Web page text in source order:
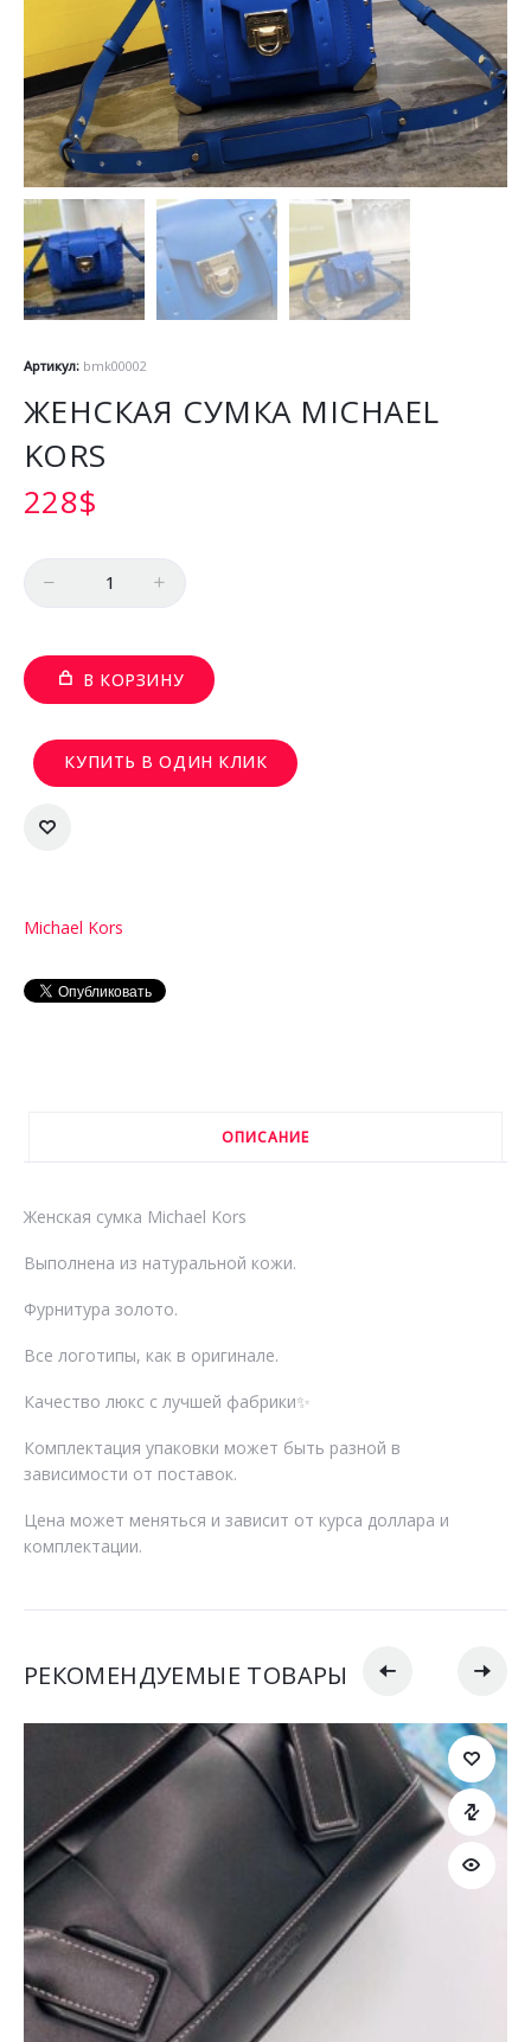
Артикул: bmk00002
ЖЕНСКАЯ СУМКА MICHAEL
KORS
228$
В КОРЗИНУ
КУПИТЬ В ОДИН КЛИК
Michael Kors
ОПИСАНИЕ
Женская сумка Michael Kors
Выполнена из натуральной кожи.
Фурнитура золото.
Все логотипы, как в оригинале.
Качество люкс с лучшей фабрики✨
Комплектация упаковки может быть разной в
зависимости от поставок.
Цена может меняться и зависит от курса доллара и
комплектации.
РЕКОМЕНДУЕМЫЕ ТОВАРЫ